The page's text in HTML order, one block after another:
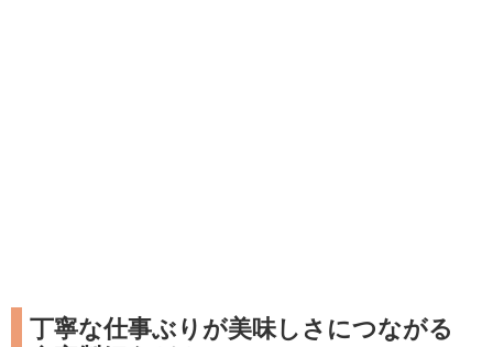
丁寧な仕事ぶりが美味しさにつながる